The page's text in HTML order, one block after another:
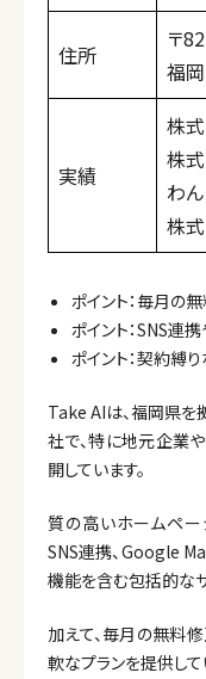
住所
〒
福
実績
株
株
わ
株
ポイント：毎月の
ポイント：SNS連
ポイント：契約縛
Take AIは、福岡県
社で、特に地元企業
開しています。
質の高いホームペ
SNS連携、Google
機能を含む包括的な
加えて、毎月の無料
軟なプランを提供して